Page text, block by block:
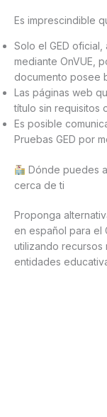
Es imprescindible
Solo el GED
mediante OnVUE,
documento posee
Las páginas web
título sin requisitos
Es posible
Pruebas GED por
Dónde puedes
cerca de ti
Proponga
en español para el
utilizando
entidades